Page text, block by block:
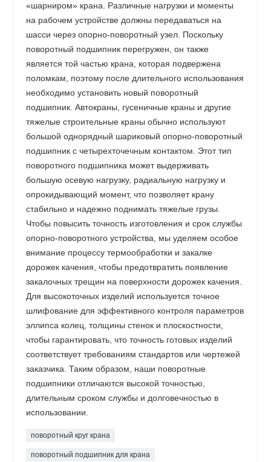
«шарниром» крана. Различные нагрузки и моменты
на рабочем устройстве должны передаваться на
шасси через опорно-поворотный узел. Поскольку
поворотный подшипник перегружен, он также
является той частью крана, которая подвержена
поломкам, поэтому после длительного использования
необходимо установить новый поворотный
подшипник. Автокраны, гусеничные краны и другие
тяжелые строительные краны обычно используют
большой однорядный шариковый опорно-поворотный
подшипник с четырехточечным контактом. Этот тип
поворотного подшипника может выдерживать
большую осевую нагрузку, радиальную нагрузку и
опрокидывающий момент, что позволяет крану
стабильно и надежно поднимать тяжелые грузы.
Чтобы повысить точность изготовления и срок службы
опорно-поворотного устройства, мы уделяем особое
внимание процессу термообработки и закалке
дорожек качения, чтобы предотвратить появление
закалочных трещин на поверхности дорожек качения.
Для высокоточных изделий используется точное
шлифование для эффективного контроля параметров
эллипса колец, толщины стенок и плоскостности,
чтобы гарантировать, что точность готовых изделий
соответствует требованиям стандартов или чертежей
заказчика. Таким образом, наши поворотные
подшипники отличаются высокой точностью,
длительным сроком службы и долговечностью в
использовании.
поворотный круг крана
поворотный подшипник для крана